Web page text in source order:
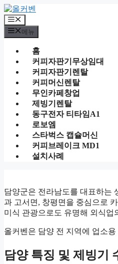
컨
텐
츠
로
메
뉴
메뉴
홈
커피자판기무상임대
커피자판기렌탈
커피머신렌탈
무인카페창업
제빙기렌탈
동구전자 티타임A1
로보엠
스타벅스 캡슐머신
커피브레이크 MD1
설치사례
담양군은 전라남도를 대표하는
과 고서면, 창평면을 중심으로
미식 관광으로도 유명해 외식업
올커벤은 담양 전 지역에 업소
담양 특징 및 제빙기